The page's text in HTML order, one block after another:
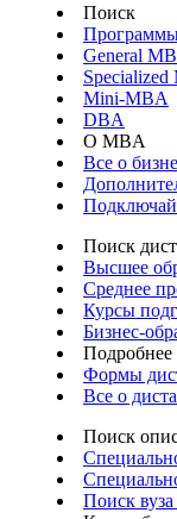
Поиск
General
Specialized
Mini-MBA
DBA
О MBA
Все о
Поиск
Высшее
Среднее
Курсы
Бизнес-
Подробнее
Формы
Все о
Поиск
Поиск